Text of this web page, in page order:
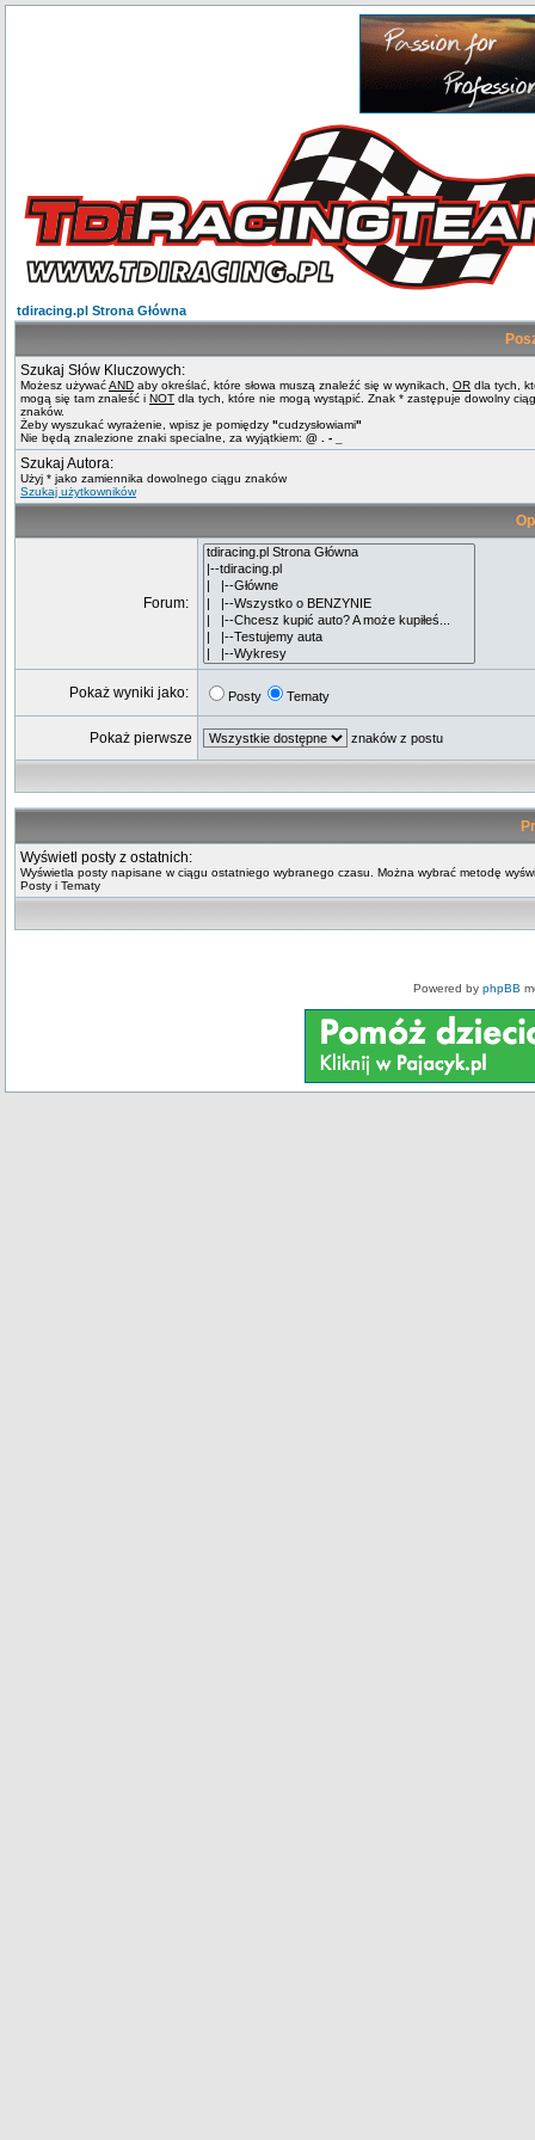
tdiracing.pl Strona Główna
Szukaj Słów Kluczowych:
Możesz używaćAND aby określać, które słowa muszą znaleźć się w wynikach, OR dla tych,
mogą się tam znaleść i NOT dla tych, które nie mogą wystąpić. Znak * zastępuje dowolny ciąg
znaków.
Żeby wyszukać wyrażenie, wpisz je pomiędzy "cudzysłowiami"
Nie będą znalezione znaki specialne, za wyjątkiem: @ . - _
Szukaj Autora:
Użyj * jako zamiennika dowolnego ciągu znaków
Szukaj użytkowników
Forum:
Pokaż wyniki jako: Posty Tematy
Pokaż pierwsze znaków z postu
Wyświetl posty z ostatnich:
Wyświetla posty napisane w ciągu ostatniego wybranego czasu. Można wybrać metodę
Posty i Tematy
Powered by phpBB